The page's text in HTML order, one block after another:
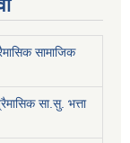
सामाजिक
सा.सु. भत्ता